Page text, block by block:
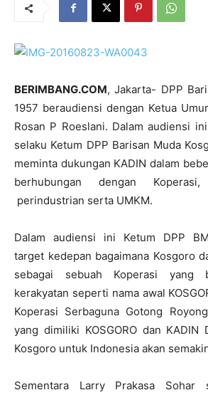
BERIMBANG.COM, Jakarta- DPP
1957 beraudiensi dengan Ketua
Rosan P Roeslani. Dalam audiensi
selaku Ketum DPP Barisan Muda
meminta dukungan KADIN dalam
berhubungan dengan
perindustrian serta UMKM.
Dalam audiensi ini Ketum DPP
target kedepan bagaimana Kosgoro
sebagai sebuah Koperasi yang
kerakyatan seperti nama awal
Koperasi Serbaguna Gotong
yang dimiliki KOSGORO dan KADIN
Kosgoro untuk Indonesia akan
Sementara Larry Prakasa Sohar